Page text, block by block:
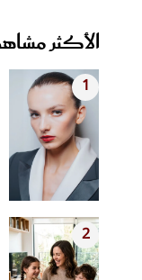
الأكثر
1
2